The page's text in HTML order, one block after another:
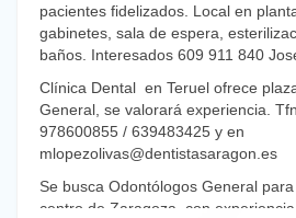
pacientes fidelizados. Local en
gabinetes, sala de espera,
baños. Interesados 609 911 840
Clínica Dental en Teruel ofrece
General, se valorará experiencia.
978600855 / 639483425 y en
mlopezolivas@dentistasaragon.es
Se busca Odontólogos General
centro de Zaragoza, con